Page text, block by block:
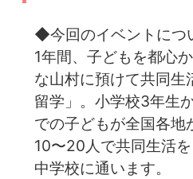
◆今回のイベントにつ
1年間、子どもを都心
な山村に預けて共同生
留学」。小学校3年生
での子どもが全国各地
10〜20人で共同生活
中学校に通います。